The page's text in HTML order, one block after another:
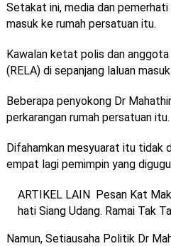
Setakat ini, media dan
masuk ke rumah persatuan itu.
Kawalan ketat polis dan
(RELA) di sepanjang laluan
Beberapa penyokong Dr
perkarangan rumah persatuan itu.
Difahamkan mesyuarat itu tidak
empat lagi pemimpin yang
ARTIKEL LAIN Pesan Kat
hati Siang Udang. Ramai Tak
Namun, Setiausaha Politik Dr